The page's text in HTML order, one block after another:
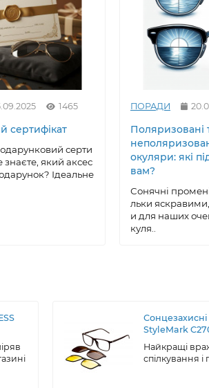
1465
сертифікат
серти
знаєте, який аксес
Ідеальне
ПОРАДИ
Поляризовані
окуляри: які
вам?
Сонячні
льки
и для наших
куля..
StyleMark
Найкращі
спілкування і